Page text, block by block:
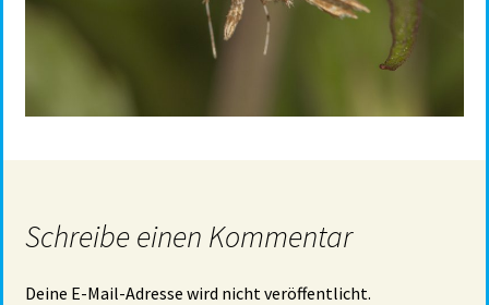
Schreibe einen Kommentar
Deine E-Mail-Adresse wird nicht veröffentlicht.